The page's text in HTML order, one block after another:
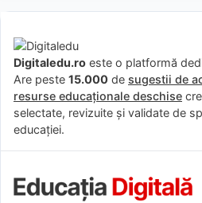
Digitaledu.ro este o platformă
Are peste 15.000 de sugestii de
resurse educaționale deschise
selectate, revizuite și validate de
educației.